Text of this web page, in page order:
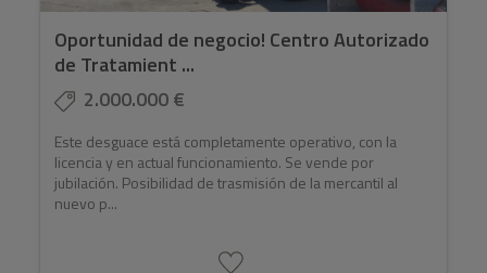
Oportunidad de negocio! Centro Autorizado
de Tratamient ...
2.000.000 €
Este desguace está completamente operativo, con la
licencia y en actual funcionamiento. Se vende por
jubilación. Posibilidad de trasmisión de la mercantil al
nuevo p...